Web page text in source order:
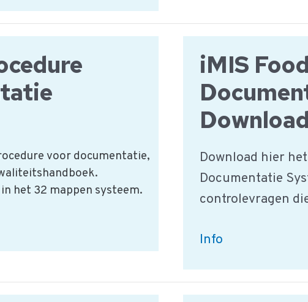
voor documentatie,
het 32 mappen systeem.
iMIS
Download hier
Documentatie
controlevragen
iMIS
Documentatie
Info